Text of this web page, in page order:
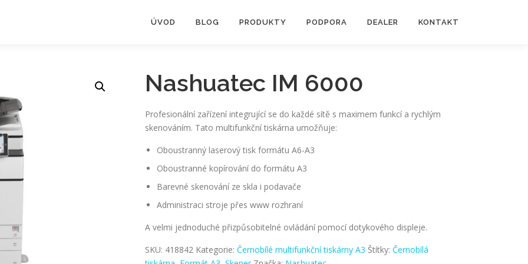
ÚVOD BLOG PRODUKTY PODPORA DEALER KONTAKT
Nashuatec IM 6000
Profesionální zařízení integrující se do každé sítě s maximem funkcí a rychlým
skenováním. Tato multifunkční tiskárna umožňuje:
Oboustranný laserový tisk formátu A6-A3
Oboustranné kopírování do formátu A3
Barevné skenování ze skla i podavače
Administraci stroje přes www rozhraní
A velmi jednoduché přizpůsobitelné ovládání pomocí dotykového displeje.
SKU: 418842 Kategorie:Černobílé multifunkční tiskárny A3 Štítky:Černobílá